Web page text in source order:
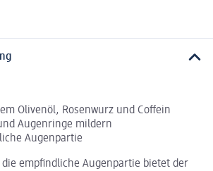
Olivenöl, Rosenwurz und Coffein
Augenringe mildern
Augenpartie
die empfindliche Augenpartie bietet der